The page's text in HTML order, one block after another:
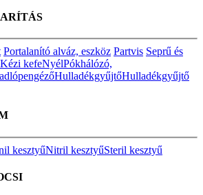
Portalanító alváz, eszköz Partvis Seprű és
Kézi kefeNyélPókhálózó,
HulladékgyűjtőHulladékgyűjtő
kesztyűNitril kesztyűSteril kesztyű